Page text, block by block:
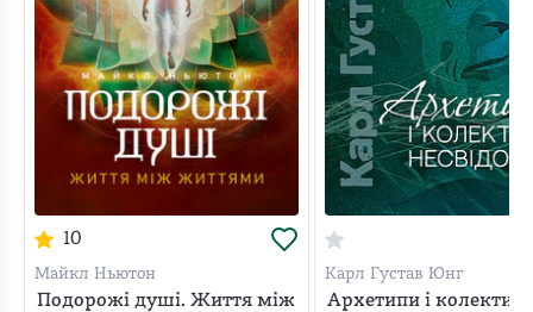
10
Майкл Ньютон
Подорожі душі. Життя між
Карл Густав Юнг
Архетипи і